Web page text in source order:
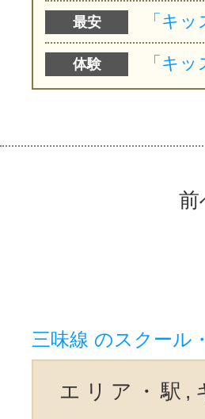
最安
体験
前
三味線 のスクール
エリア・駅,